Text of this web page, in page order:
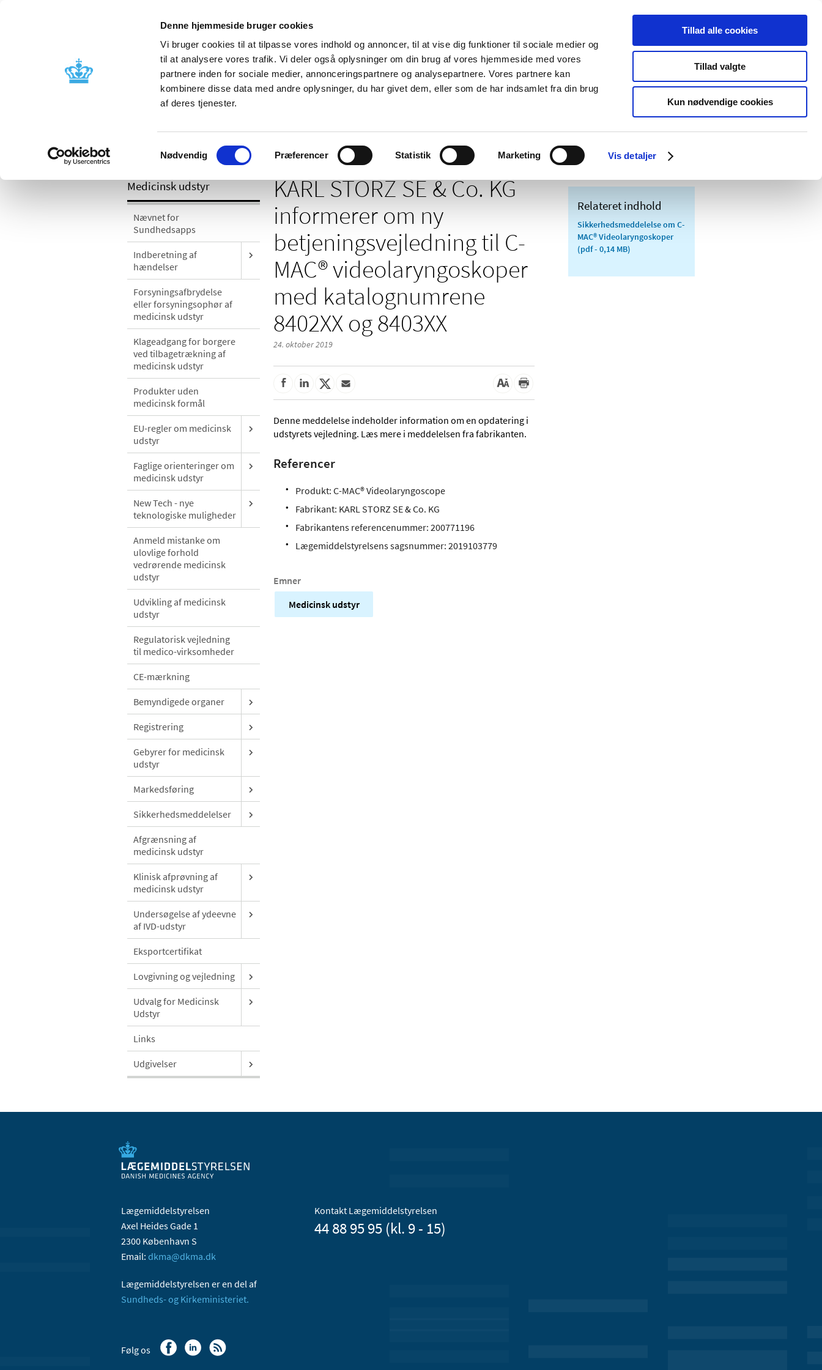
Denne hjemmeside bruger cookies
Vi bruger cookies til at tilpasse vores indhold og annoncer, til at vise dig funktioner til sociale medier og
til at analysere vores trafik. Vi deler også oplysninger om din brug af vores hjemmeside med vores
partnere inden for sociale medier, annonceringspartnere og analysepartnere. Vores partnere kan
kombinere disse data med andre oplysninger, du har givet dem, eller som de har indsamlet fra din brug
af deres tjenester.
Samtykkevalg
Nødvendig Præferencer Statistik Marketing Vis detaljer
Tillad alle cookies
Tillad valgte
Kun nødvendige cookies
Nyheder Om os Kontakt Udgivelser
Godkendelse og
Bivirkninger og
produktinformation
Tilskud og
Apoteker og salg af
Medicinsk
Særlige
produktområder
videolaryngoskoper med katalognumrene 8402XX og 8403XX
Medicinsk udstyr
Nævnet for
Sundhedsapps
Indberetning af
hændelser
Forsyningsafbrydelse
eller forsyningsophør af
medicinsk udstyr
Klageadgang for borgere
ved tilbagetrækning af
medicinsk udstyr
Produkter uden
medicinsk formål
EU-regler om medicinsk
udstyr
Faglige orienteringer om
medicinsk udstyr
New Tech - nye
teknologiske muligheder
Anmeld mistanke om
ulovlige forhold
vedrørende medicinsk
udstyr
Udvikling af medicinsk
udstyr
Regulatorisk vejledning
til medico-virksomheder
CE-mærkning
Bemyndigede organer
Registrering
Gebyrer for medicinsk
udstyr
Markedsføring
Sikkerhedsmeddelelser
Afgrænsning af
medicinsk udstyr
Klinisk afprøvning af
medicinsk udstyr
Undersøgelse af ydeevne
af IVD-udstyr
Eksportcertifikat
Lovgivning og vejledning
Udvalg for Medicinsk
Udstyr
Links
Udgivelser
KARL STORZ SE & Co. KG
informerer om ny
betjeningsvejledning til C-
MAC® videolaryngoskoper
med katalognumrene
8402XX og 8403XX
24. oktober 2019
Denne meddelelse indeholder information om en opdatering i
udstyrets vejledning. Læs mere i meddelelsen fra fabrikanten.
Referencer
Produkt: C-MAC® Videolaryngoscope
Fabrikant: KARL STORZ SE & Co. KG
Fabrikantens referencenummer: 200771196
Lægemiddelstyrelsens sagsnummer:2019103779
Emner
Medicinsk udstyr
Relateret indhold
Sikkerhedsmeddelelse om C-
MAC® Videolaryngoskoper
(pdf - 0,14 MB)
Lægemiddelstyrelsen
Axel Heides Gade 1
2300 København S
Email: dkma@dkma.dk
Lægemiddelstyrelsen er en del af
Sundheds- og Kirkeministeriet.
Kontakt Lægemiddelstyrelsen
44 88 95 95 (kl. 9 - 15)
Følg os